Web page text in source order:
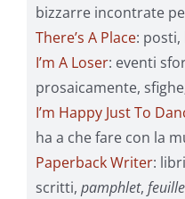
bizzarre incontrate
There’s A Place: posti,
I’m A Loser: eventi
prosaicamente,
I’m Happy Just To
ha a che fare con la
Paperback Writer:
scritti, pamphlet,